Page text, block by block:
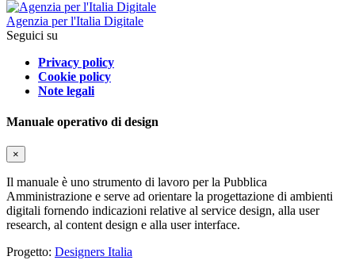
Agenzia per l'Italia Digitale
Seguici su
Privacy policy
Cookie policy
Note legali
Manuale operativo di design
×
Il manuale è uno strumento di lavoro per la Pubblica
Amministrazione e serve ad orientare la progettazione di ambienti
digitali fornendo indicazioni relative al service design, alla user
research, al content design e alla user interface.
Progetto: Designers Italia